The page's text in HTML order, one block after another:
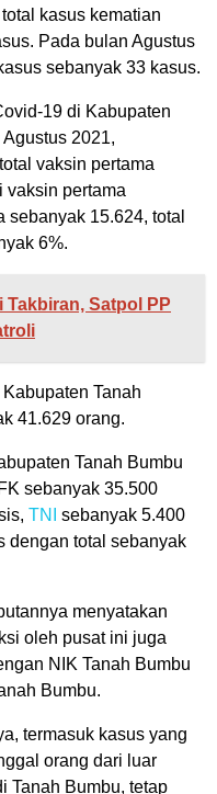
kasus kematian
Pada bulan Agustus
sebanyak 33 kasus.
19 di Kabupaten
2021,
vaksin pertama
vaksin pertama
15.624, total
6%.
Takbiran, Satpol PP
Tanah
41.629 orang.
Tanah Bumbu
sebanyak 35.500
TNI
sebanyak 5.400
dengan total sebanyak
menyatakan
oleh pusat ini juga
NIK Tanah Bumbu
Bumbu.
termasuk kasus yang
orang dari luar
Tanah Bumbu, tetap